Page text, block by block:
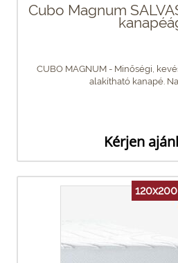
Cubo Magnum
CUBO MAGNUM - Minőségi,
alakítható kanapé.
Kérjen